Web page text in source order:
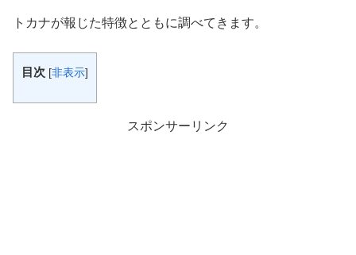
トカナが報じた特徴とともに調べてきます。
目次 [非表示]
スポンサーリンク